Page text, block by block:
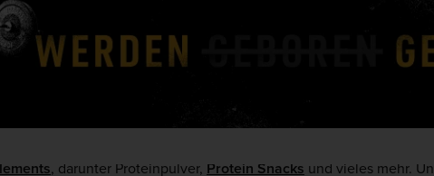
, darunter Proteinpulver, Protein Snacks und vieles mehr.